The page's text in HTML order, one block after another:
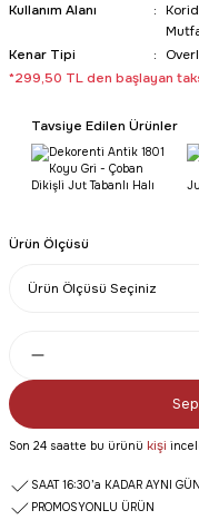
Kullanım Alanı
Kenar Tipi
*299,50 TL den başlayan
Tavsiye Edilen Ürünler
Ürün Ölçüsü
Son 24 saatte bu ürünü kişi
SAAT 16:30’a KADAR AYNI
PROMOSYONLU ÜRÜN